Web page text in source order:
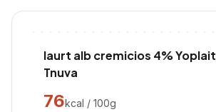
Iaurt alb cremicios 4% Yoplait
Tnuva
76kcal / 100g